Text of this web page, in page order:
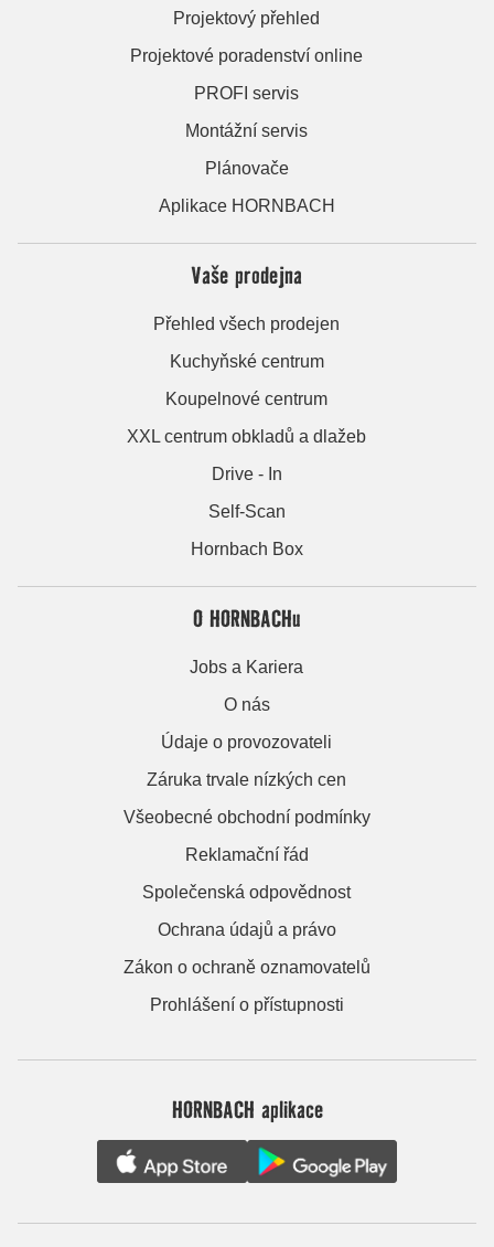
Projektový přehled
Projektové poradenství online
PROFI servis
Montážní servis
Plánovače
Aplikace HORNBACH
Vaše prodejna
Přehled všech prodejen
Kuchyňské centrum
Koupelnové centrum
XXL centrum obkladů a dlažeb
Drive - In
Self-Scan
Hornbach Box
O HORNBACHu
Jobs a Kariera
O nás
Údaje o provozovateli
Záruka trvale nízkých cen
Všeobecné obchodní podmínky
Reklamační řád
Společenská odpovědnost
Ochrana údajů a právo
Zákon o ochraně oznamovatelů
Prohlášení o přístupnosti
HORNBACH aplikace